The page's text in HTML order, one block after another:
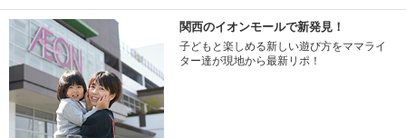
関西のイオンモールで新発見！
子どもと楽しめる新しい遊び方をママライ
ター達が現地から最新リポ！